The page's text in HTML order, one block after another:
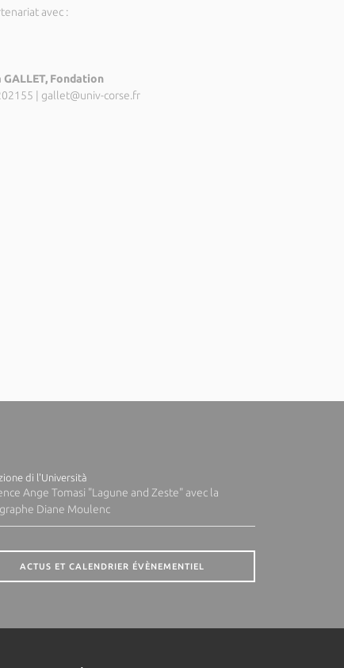
avec :
GALLET, Fondation
gallet@univ-corse.fr
di l'Università
Ange Tomasi "Lagune and Zeste" avec la
Diane Moulenc
ACTUS ET CALENDRIER ÉVÈNEMENTIEL